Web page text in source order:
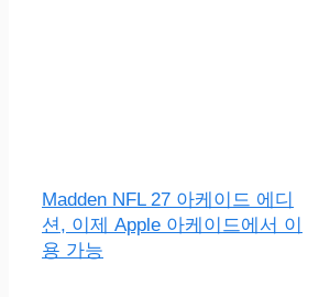
Madden NFL 27 아케이드 에디
션, 이제 Apple 아케이드에서 이
용 가능